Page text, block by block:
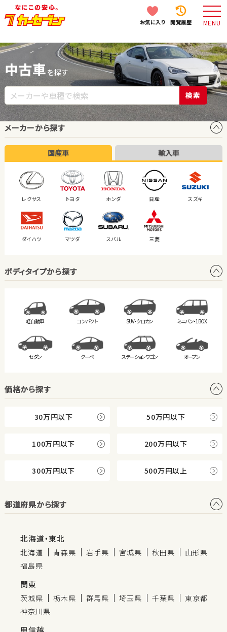
お気に入り 閲覧履歴 MENU
中古車 を探す
検索
メーカーから探す
国産車 輸入車
レクサス トヨタ ホンダ 日産 スズキ
ダイハツ マツダ スバル 三菱
ボディタイプから探す
軽自動車 コンパクト SUV・クロカン ミニバン・1BOX
セダン クーペ ステーションワゴン オープン
価格から探す
30万円以下 50万円以下
100万円以下 200万円以下
300万円以下 500万円以上
都道府県から探す
北海道・東北
北海道 青森県 岩手県 宮城県 秋田県
山形県
福島県
関東
茨城県 栃木県 群馬県 埼玉県 千葉県
東京都
神奈川県
甲信越